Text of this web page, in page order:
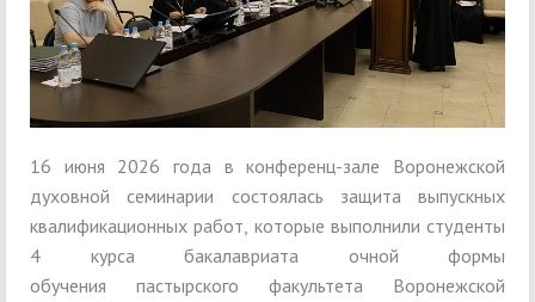
16 июня 2026 года в конференц-зале Воронежской
духовной семинарии состоялась защита выпускных
квалификационных работ, которые выполнили студенты
4 курса бакалавриата очной формы
обучения пастырского факультета Воронежской